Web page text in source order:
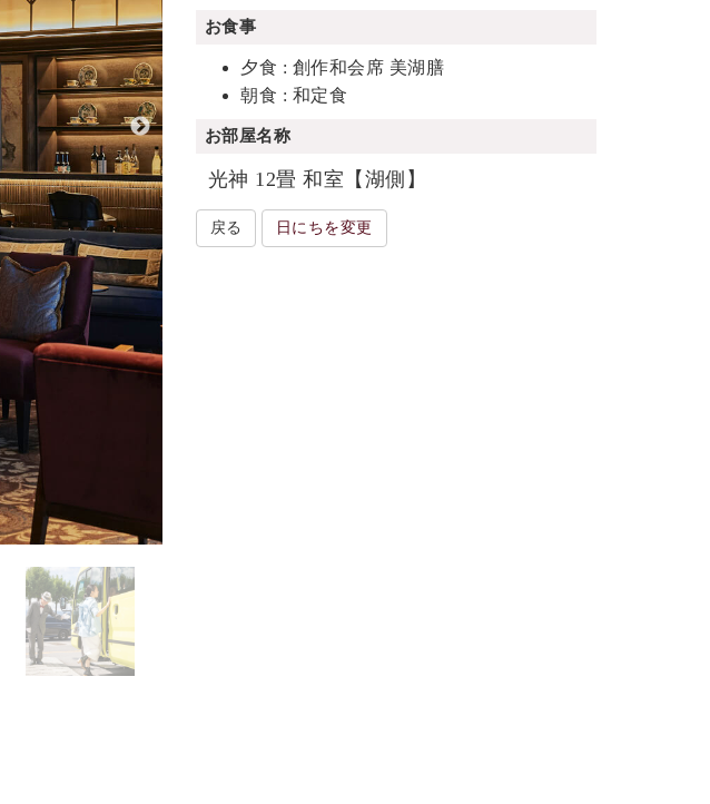
お食事
夕食 : 創作和会席 美湖膳
朝食 : 和定食
お部屋名称
光神 12畳 和室【湖側】
戻る 日にちを変更